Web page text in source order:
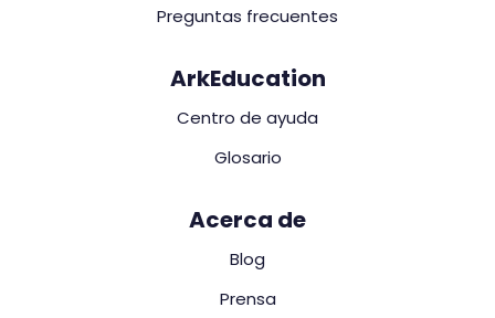
Preguntas frecuentes
ArkEducation
Centro de ayuda
Glosario
Acerca de
Blog
Prensa